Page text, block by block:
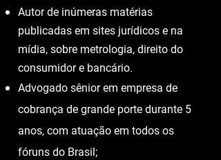
Autor de inúmeras matérias
publicadas em sites jurídicos e na
mídia, sobre metrologia, direito do
consumidor e bancário.
Advogado sênior em empresa de
cobrança de grande porte durante 5
anos, com atuação em todos os
fóruns do Brasil;